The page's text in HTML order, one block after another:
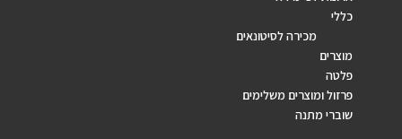
כללי
מכירה לסיטונאים
מוצרים
פלטה
פרזול ומוצרים משלימים
שוברי מתנה